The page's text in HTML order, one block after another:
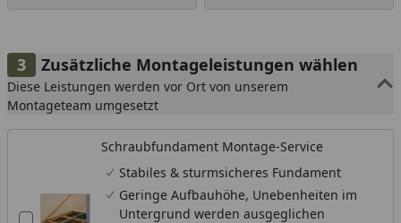
Zusätzliche Montageleistungen wählen
Diese Leistungen werden vor Ort von unserem
Montageteam umgesetzt
Schraubfundament Montage-Service
Stabiles & sturmsicheres Fundament
Geringe Aufbauhöhe, Unebenheiten im
Untergrund werden ausgeglichen